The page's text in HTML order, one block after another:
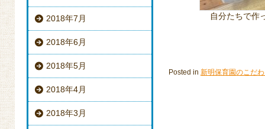
2018年7月
2018年6月
2018年5月
2018年4月
2018年3月
自分たちで作
Posted in 新明保育園のこだ